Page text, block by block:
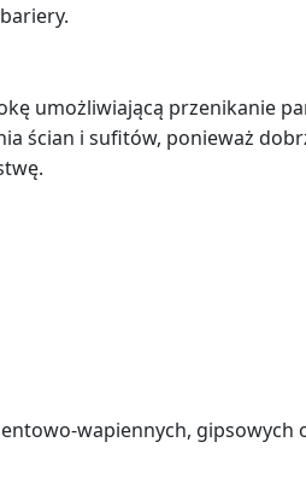
umożliwiającą przenikanie
ścian i sufitów, ponieważ
wapiennych,